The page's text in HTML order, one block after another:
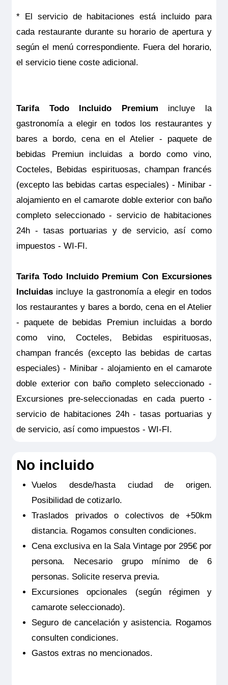
* El servicio de habitaciones está incluido para
cada restaurante durante su horario de apertura y
según el menú correspondiente. Fuera del horario,
el servicio tiene coste adicional.
Tarifa Todo Incluido Premium incluye la
gastronomía a elegir en todos los restaurantes y
bares a bordo, cena en el Atelier - paquete de
bebidas Premiun incluidas a bordo como vino,
Cocteles, Bebidas espirituosas, champan francés
(excepto las bebidas cartas especiales) - Minibar -
alojamiento en el camarote doble exterior con baño
completo seleccionado - servicio de habitaciones
24h - tasas portuarias y de servicio, así como
impuestos - WI-FI.
Tarifa Todo Incluido Premium Con Excursiones
Incluidasincluye la gastronomía a elegir en todos
los restaurantes y bares a bordo, cena en el Atelier
- paquete de bebidas Premiun incluidas a bordo
como vino, Cocteles, Bebidas espirituosas,
champan francés (excepto las bebidas de cartas
especiales) - Minibar - alojamiento en el camarote
doble exterior con baño completo seleccionado -
Excursiones pre-seleccionadas en cada puerto -
servicio de habitaciones 24h - tasas portuarias y
de servicio, así como impuestos - WI-FI.
No incluido
Vuelos desde/hasta ciudad de origen.
Posibilidad de cotizarlo.
Traslados privados o colectivos de +50km
distancia. Rogamos consulten condiciones.
Cena exclusiva en la Sala Vintage por 295€ por
persona. Necesario grupo mínimo de 6
personas. Solicite reserva previa.
Excursiones opcionales (según régimen y
camarote seleccionado).
Seguro de cancelación y asistencia. Rogamos
consulten condiciones.
Gastos extras no mencionados.